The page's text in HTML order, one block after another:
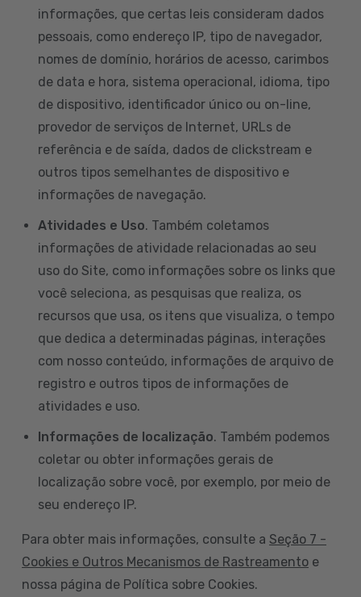
informações, que certas leis consideram dados
pessoais, como endereço IP, tipo de navegador,
nomes de domínio, horários de acesso, carimbos
de data e hora, sistema operacional, idioma, tipo
de dispositivo, identificador único ou on-line,
provedor de serviços de Internet, URLs de
referência e de saída, dados de clickstream e
outros tipos semelhantes de dispositivo e
informações de navegação.
Atividades e Uso. Também coletamos
informações de atividade relacionadas ao seu
uso do Site, como informações sobre os links que
você seleciona, as pesquisas que realiza, os
recursos que usa, os itens que visualiza, o tempo
que dedica a determinadas páginas, interações
com nosso conteúdo, informações de arquivo de
registro e outros tipos de informações de
atividades e uso.
Informações de localização. Também podemos
coletar ou obter informações gerais de
localização sobre você, por exemplo, por meio de
seu endereço IP.
Para obter mais informações, consulte a Seção 7 -
Cookies e Outros Mecanismos de Rastreamento e
nossa página de Política sobre Cookies.